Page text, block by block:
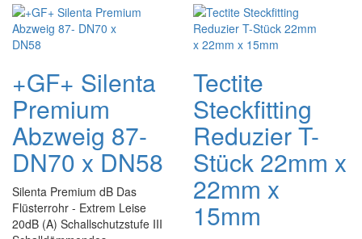
+GF+ Silenta
Premium
Abzweig 87-
DN70 x DN58
Silenta Premium dB Das
Flüsterrohr - Extrem Leise
20dB (A) Schallschutzstufe III
Tectite
Steckfitting
Reduzier T-
Stück 22mm x
22mm x
15mm